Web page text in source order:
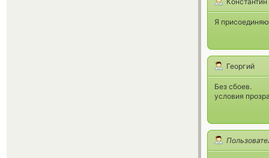
Я
Георгий
Без сбоев.
условия